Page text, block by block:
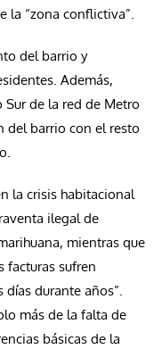
la “zona conflictiva”.
del barrio y
Además,
de la red de Metro
del barrio con el resto
la crisis habitacional
ilegal de
mientras que
facturas sufren
durante años”.
más de la falta de
básicas de la